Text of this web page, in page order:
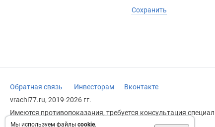
Мы используем файлы cookie.
Сохранить
Обратная связь Инвесторам
Вконтакте
vrachi77.ru, 2019-2026 гг.
Имеются противопоказания, требуется консультация
заменяет прием врача.